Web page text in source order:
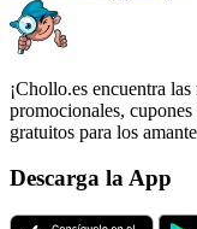
¡Chollo.es encuentra
promocionales,
gratuitos para los
Descarga la App